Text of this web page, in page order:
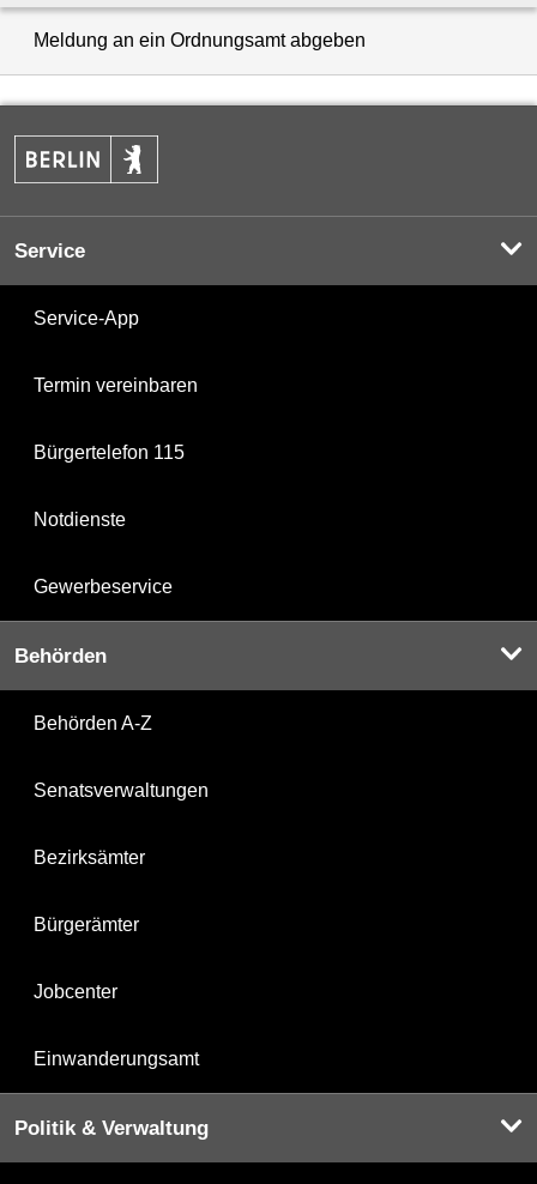
Meldung an ein Ordnungsamt abgeben
Service
Service-App
Termin vereinbaren
Bürgertelefon 115
Notdienste
Gewerbeservice
Behörden
Behörden A-Z
Senatsverwaltungen
Bezirksämter
Bürgerämter
Jobcenter
Einwanderungsamt
Politik & Verwaltung